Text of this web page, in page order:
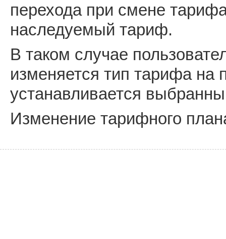
перехода при смене
наследуемый тариф.
В таком случае
изменяется тип тарифа на
устанавливается
Изменение тарифного